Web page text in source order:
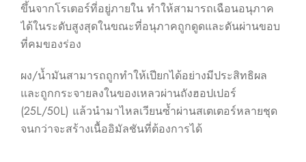
ขึ้นจากโรเตอร์ที่อยู่ภายใน ทำให้สามารถเฉือนอนุภาค
ได้ในระดับสูงสุดในขณะที่อนุภาคถูกดูดและดันผ่านขอบ
ที่คมของร่อง
ผง/น้ำมันสามารถถูกทำให้เปียกได้อย่างมีประสิทธิผล
และถูกกระจายลงในของเหลวผ่านถังฮอปเปอร์
(25L/50L) แล้วนำมาไหลเวียนซ้ำผ่านสเตเตอร์หลายชุด
จนกว่าจะสร้างเนื้ออิมัลชันที่ต้องการได้